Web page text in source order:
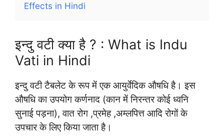
Effects in Hindi
इन्दु वटी क्या है ? : What is Indu
Vati in Hindi
इन्दु वटी टैबलेट के रूप में एक आयुर्वेदिक औषधि है। इस
औषधि का उपयोग कर्णनाद (कान में निरन्तर कोई ध्वनि
सुनाई पड़ना), वात रोग ,प्रमेह ,अम्लपित्त आदि रोगों के
उपचार के लिए किया जाता है।